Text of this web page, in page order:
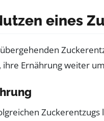
eines
Ernährung weiter